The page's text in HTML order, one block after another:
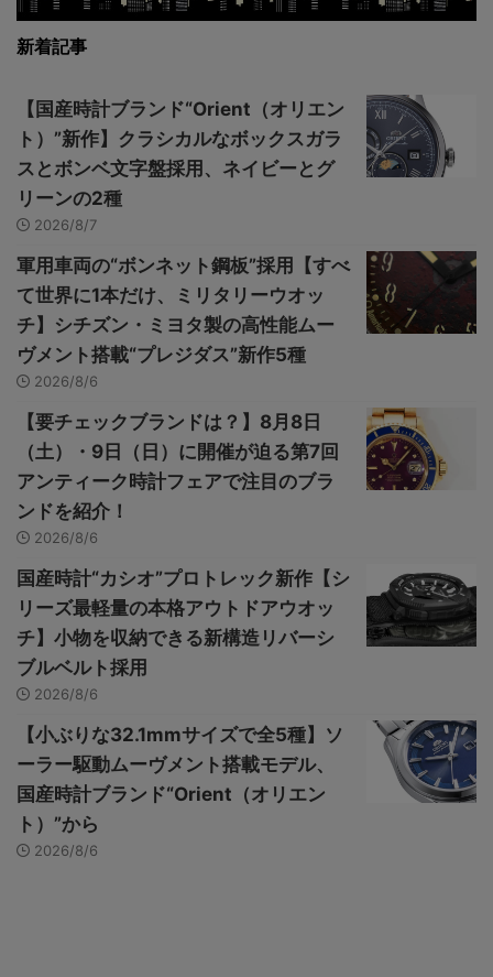
新着記事
【国産時計ブランド“Orient（オリエン
ト）”新作】クラシカルなボックスガラ
スとボンベ文字盤採用、ネイビーとグ
リーンの2種
2026/8/7
軍用車両の“ボンネット鋼板”採用【すべ
て世界に1本だけ、ミリタリーウオッ
チ】シチズン・ミヨタ製の高性能ムー
ヴメント搭載“プレジダス”新作5種
2026/8/6
【要チェックブランドは？】8月8日
（土）・9日（日）に開催が迫る第7回
アンティーク時計フェアで注目のブラ
ンドを紹介！
2026/8/6
国産時計“カシオ”プロトレック新作【シ
リーズ最軽量の本格アウトドアウオッ
チ】小物を収納できる新構造リバーシ
ブルベルト採用
2026/8/6
【小ぶりな32.1mmサイズで全5種】ソ
ーラー駆動ムーヴメント搭載モデル、
国産時計ブランド“Orient（オリエン
ト）”から
2026/8/6